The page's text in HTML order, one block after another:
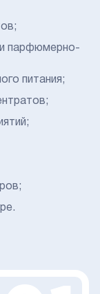
и парфюмерно-
питания;